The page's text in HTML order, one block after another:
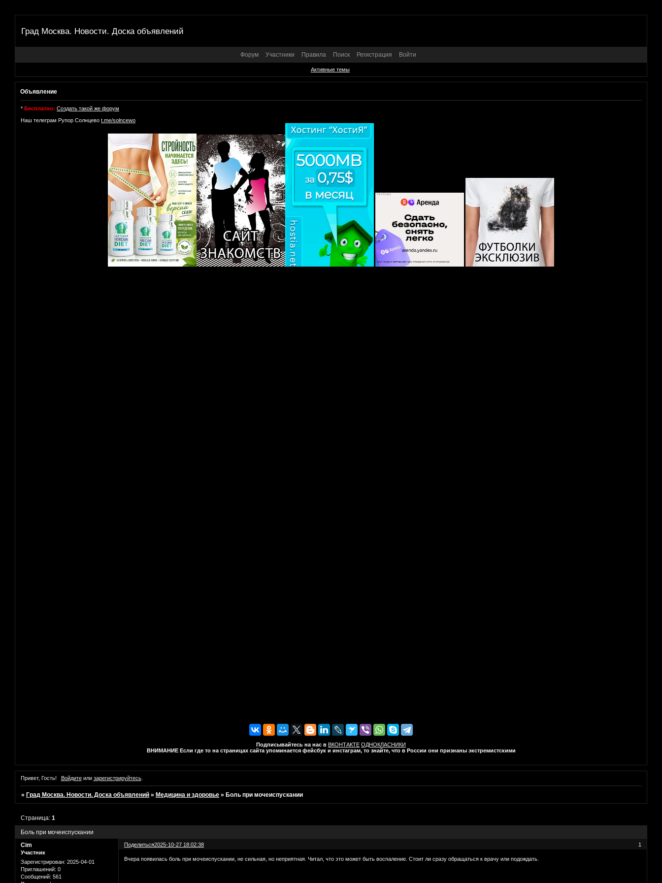
Град Москва. Новости. Доска объявлений
Форум Участники Правила Поиск Регистрация Войти
Активные темы
Объявление
* Бесплатно: Создать такой же форум
Наш телеграм Рупор Солнцево t.me/solncewo
Подписывайтесь на нас в ВКОНТАКТЕ ОДНОКЛАСНИКИ
ВНИМАНИЕ Если где то на страницах сайта упоминается фейсбук и инстаграм, то знайте, что в России они признаны экстремистскими
Привет, Гость! Войдитеили зарегистрируйтесь.
» Град Москва. Новости. Доска объявлений » Медицина и здоровье » Боль при мочеиспускании
Боль при мочеиспускании
Страница:1
Поделиться 1
2025-10-27 18:02:38
Cim
Участник
Зарегистрирован: 2025-04-01
Приглашений: 0
Сообщений: 561
Вчера появилась боль при мочеиспускании, не сильная, но неприятная. Читал, что это может быть воспаление. Стоит ли сразу обращаться к врачу или подождать.